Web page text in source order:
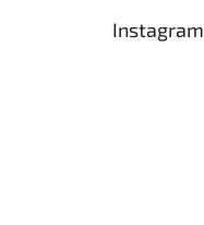
Instagram